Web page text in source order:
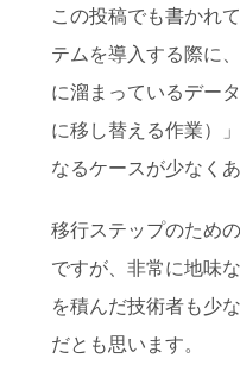
この投稿でも書かれ
テムを導入する際に
に溜まっているデー
に移し替える作業）
なるケースが少なくあ
移行ステップのため
ですが、非常に地味
を積んだ技術者も少
だとも思います。